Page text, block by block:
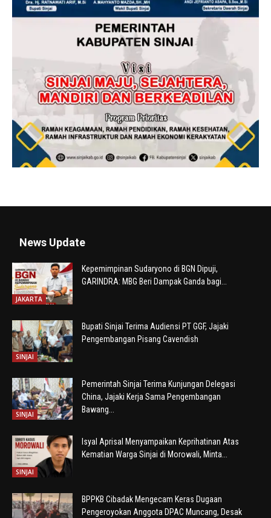
News Update
JAKARTA
Kepemimpinan Sudaryono di BGN Dipuji,
GARINDRA: MBG Beri Dampak Ganda bagi...
SINJAI
Bupati Sinjai Terima Audiensi PT GGF, Jajaki
Pengembangan Pisang Cavendish
SINJAI
Pemerintah Sinjai Terima Kunjungan Delegasi
China, Jajaki Kerja Sama Pengembangan
Bawang...
SINJAI
Isyal Aprisal Menyampaikan Keprihatinan Atas
Kematian Warga Sinjai di Morowali, Minta...
BPPKB Cibadak Mengecam Keras Dugaan
Pengeroyokan Anggota DPAC Muncang, Desak